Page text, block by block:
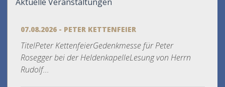
07.08.2026 - PETER KETTENFEIER
TitelPeter KettenfeierGedenkmesse für Peter
Rosegger bei der HeldenkapelleLesung von Herrn
Rudolf...